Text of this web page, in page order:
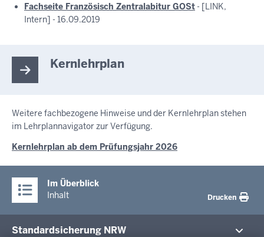
Fachseite Französisch Zentralabitur GOSt - [LINK,
Intern] - 16.09.2019
Kernlehrplan
Weitere fachbezogene Hinweise und der Kernlehrplan stehen
im Lehrplannavigator zur Verfügung.
Kernlehrplan ab dem Prüfungsjahr 2026
Im Überblick
Inhalt
Drucken
Standardsicherung NRW